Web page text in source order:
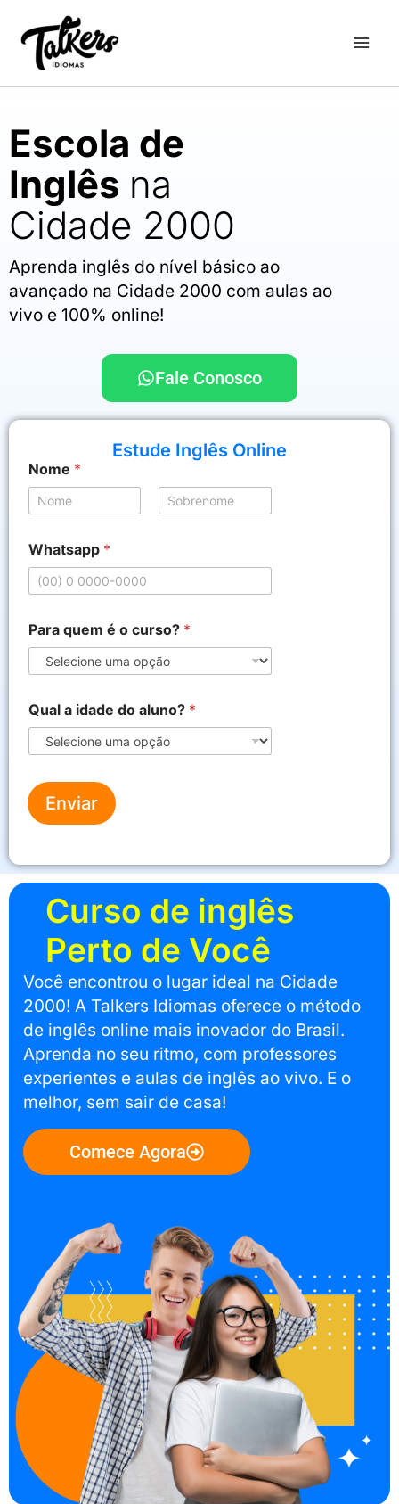
para
conteúdo
Escola de
Inglês na
Cidade 2000
Aprenda inglês do nível básico ao
avançado na Cidade 2000 com aulas ao
vivo e 100% online!
Fale Conosco
Estude Inglês Online
Nome *
Whatsapp *
a
r
*
Para quem é o curso? *
Qual a idade do aluno? *
Enviar
Curso de inglês
Perto de Você
Você encontrou o lugar ideal na Cidade
2000! A Talkers Idiomas oferece o método
de inglês online mais inovador do Brasil.
Aprenda no seu ritmo, com professores
experientes e aulas de inglês ao vivo. E o
melhor, sem sair de casa!
Comece Agora